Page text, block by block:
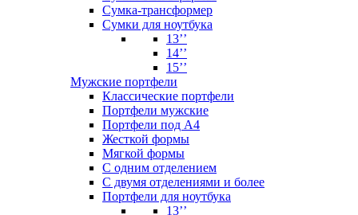
Сумка-трансформер
Сумки для ноутбука
13’’
14’’
15’’
Мужские портфели
Классические портфели
Портфели мужские
Портфели под А4
Жесткой формы
Мягкой формы
С одним отделением
С двумя отделениями и более
Портфели для ноутбука
13’’